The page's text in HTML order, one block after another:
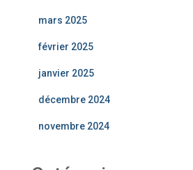
mars 2025
février 2025
janvier 2025
décembre 2024
novembre 2024